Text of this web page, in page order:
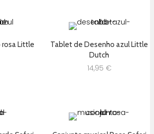
Little
Tablet de Desenho azul Little
Dutch
14,95 €